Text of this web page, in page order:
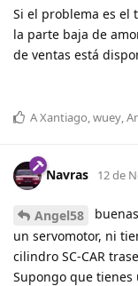
Si el problema es el
la parte baja de
de ventas está
AXantiago,wuey,
Navras 12 de
Angel58
un servomotor, ni
cilindro SC-CAR
Supongo que tienes